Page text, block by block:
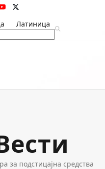
YouTubeTwitter
Латиница
за подстицајна средства